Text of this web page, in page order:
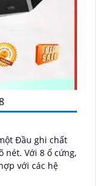
Đầu ghi chất
cứng,
với các hệ